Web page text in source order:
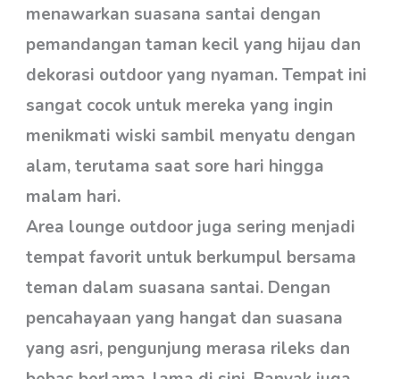
menawarkan suasana santai dengan
pemandangan taman kecil yang hijau dan
dekorasi outdoor yang nyaman. Tempat ini
sangat cocok untuk mereka yang ingin
menikmati wiski sambil menyatu dengan
alam, terutama saat sore hari hingga
malam hari.
Area lounge outdoor juga sering menjadi
tempat favorit untuk berkumpul bersama
teman dalam suasana santai. Dengan
pencahayaan yang hangat dan suasana
yang asri, pengunjung merasa rileks dan